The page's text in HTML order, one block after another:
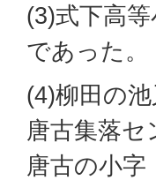
(3)式下高
であった。
(4)柳田の
唐古集落
唐古の小